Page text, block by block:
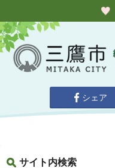
シェア
サイト内検索